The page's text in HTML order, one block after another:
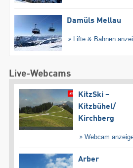
Damüls Mellau
Lifte & Bahnen
Live-Webcams
KitzSki –
Kitzbühel/​
Kirchberg
Webcam
Arber